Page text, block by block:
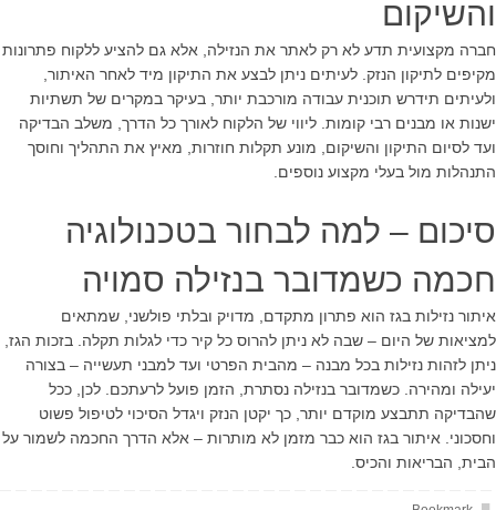
והשיקום
חברה מקצועית תדע לא רק לאתר את הנזילה, אלא גם להציע ללקוח פתרונות
מקיפים לתיקון הנזק. לעיתים ניתן לבצע את התיקון מיד לאחר האיתור,
ולעיתים תידרש תוכנית עבודה מורכבת יותר, בעיקר במקרים של תשתיות
ישנות או מבנים רבי קומות. ליווי של הלקוח לאורך כל הדרך, משלב הבדיקה
ועד לסיום התיקון והשיקום, מונע תקלות חוזרות, מאיץ את התהליך וחוסך
התנהלות מול בעלי מקצוע נוספים.
סיכום – למה לבחור בטכנולוגיה
חכמה כשמדובר בנזילה סמויה
איתור נזילות בגז הוא פתרון מתקדם, מדויק ובלתי פולשני, שמתאים
למציאות של היום – שבה לא ניתן להרוס כל קיר כדי לגלות תקלה. בזכות הגז,
ניתן לזהות נזילות בכל מבנה – מהבית הפרטי ועד למבני תעשייה – בצורה
יעילה ומהירה. כשמדובר בנזילה נסתרת, הזמן פועל לרעתכם. לכן, ככל
שהבדיקה תתבצע מוקדם יותר, כך יקטן הנזק ויגדל הסיכוי לטיפול פשוט
וחסכוני. איתור בגז הוא כבר מזמן לא מותרות – אלא הדרך החכמה לשמור על
הבית, הבריאות והכיס.